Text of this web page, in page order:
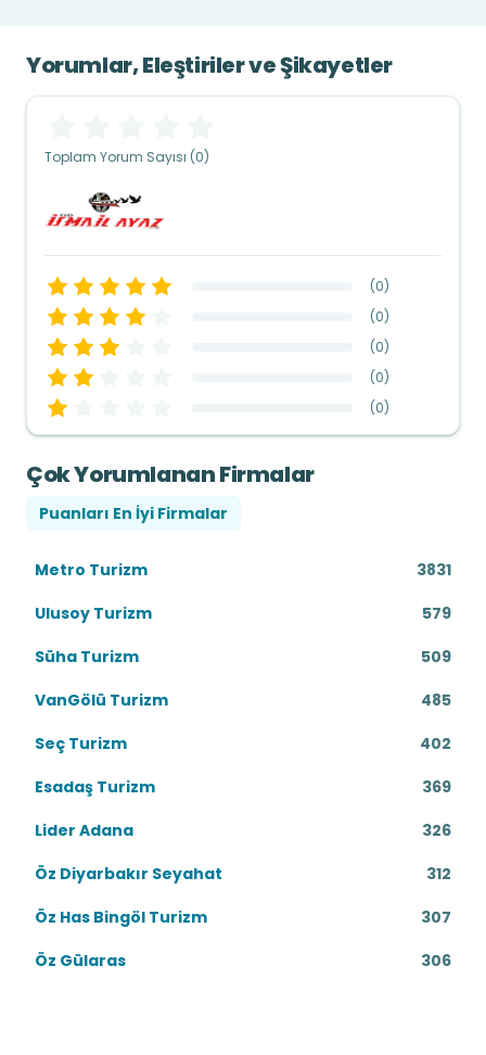
Yorumlar, Eleştiriler ve Şikayetler
Toplam Yorum Sayısı (0)
(0)
(0)
(0)
(0)
(0)
Çok Yorumlanan Firmalar
Puanları En İyi Firmalar
Metro Turizm
3831
Ulusoy Turizm
579
Süha Turizm
509
VanGölü Turizm
485
Seç Turizm
402
Esadaş Turizm
369
Lider Adana
326
Öz Diyarbakır Seyahat
312
Öz Has Bingöl Turizm
307
Öz Gülaras
306